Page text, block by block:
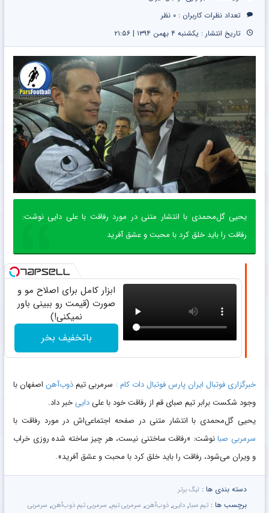
تومان!!!تعداد نظرات کاربران : ۰ نظر
تاریخ انتشار : یکشنبه ۴ بهمن ۱۳۹۴ | ۲۱:۵۶
یحیی گل‌محمدی با انتشار متنی در مورد رفاقت با علی دایی نوشت:
رفاقت را باید خلق کرد با محبت و عشق آفرید
ابزار کامل برای اصلاح مو و
صورت (قیمت رو ببینی باور
نمیکنی!)
باتخفیف بخر
خبرگزاری فوتبال ایران پارس فوتبال دات کام : سرمربی تیمذوب‌آهن اصفهان با
وجود شکست برابر تیم صبای قم از رفاقت خود با علیدایی خبر داد.
یحیی گل‌محمدی با انتشار متنی در صفحه اجتماعی‌اش در مورد رفاقت با
سرمربی صبانوشت: «رفاقت ساختنى نیست، هر چیز ساخته شده روزى خراب
و ویران می‌شود، رفاقت را باید خلق کرد با محبت و عشق آفرید».
دسته بندی ها : لیگ برتر
برچسب ها : تیم صبا, دایی, ذوب‌آهن, سرمربی تیم, سرمربی تیم ذوب‌آهن, سرمربی